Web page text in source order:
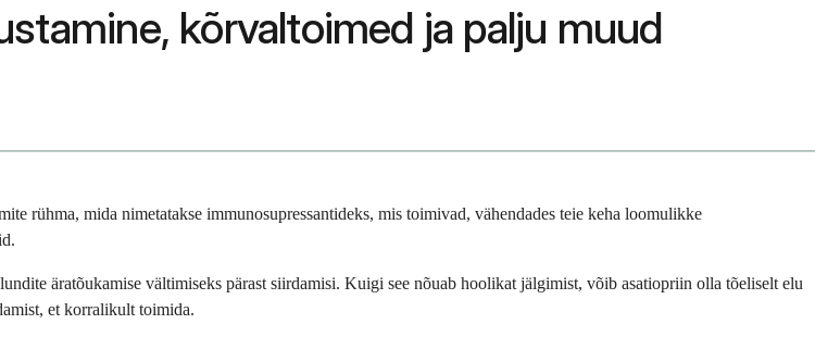
kõrvaltoimed ja palju muud
rühma, mida nimetatakse immunosupressantideks, mis toimivad, vähendades teie keha loomulikke
äratõukamise vältimiseks pärast siirdamisi. Kuigi see nõuab hoolikat jälgimist, võib asatiopriin olla tõeliselt elu
et korralikult toimida.